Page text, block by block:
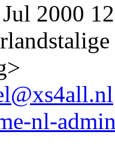
2000
nl-